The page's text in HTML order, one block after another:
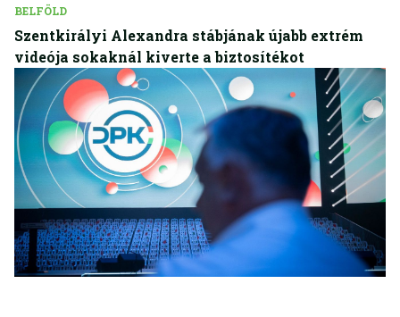
BELFÖLD
Szentkirályi Alexandra stábjának újabb extrém
videója sokaknál kiverte a biztosítékot